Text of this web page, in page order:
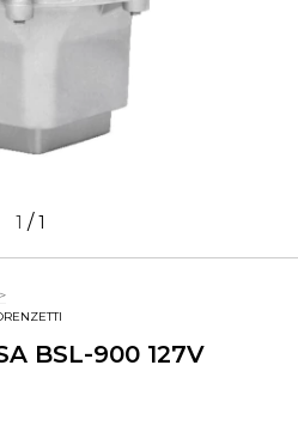
1 /1
>
BSL-900 127V